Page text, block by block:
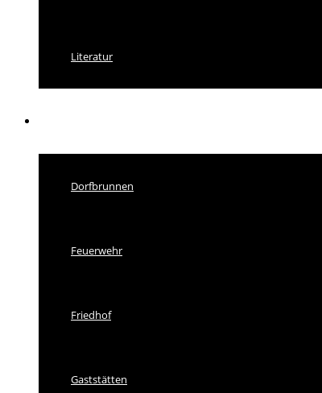
Literatur
Dorfbrunnen
Feuerwehr
Friedhof
Gaststätten